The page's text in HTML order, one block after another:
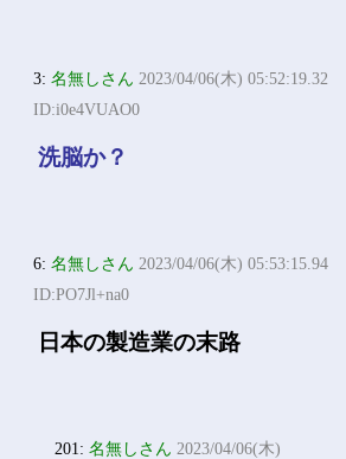
3:名無しさん 2023/04/06(木) 05:52:19.32
ID:i0e4VUAO0
洗脳か？
6:名無しさん 2023/04/06(木) 05:53:15.94
ID:PO7Jl+na0
日本の製造業の末路
201:名無しさん 2023/04/06(木)